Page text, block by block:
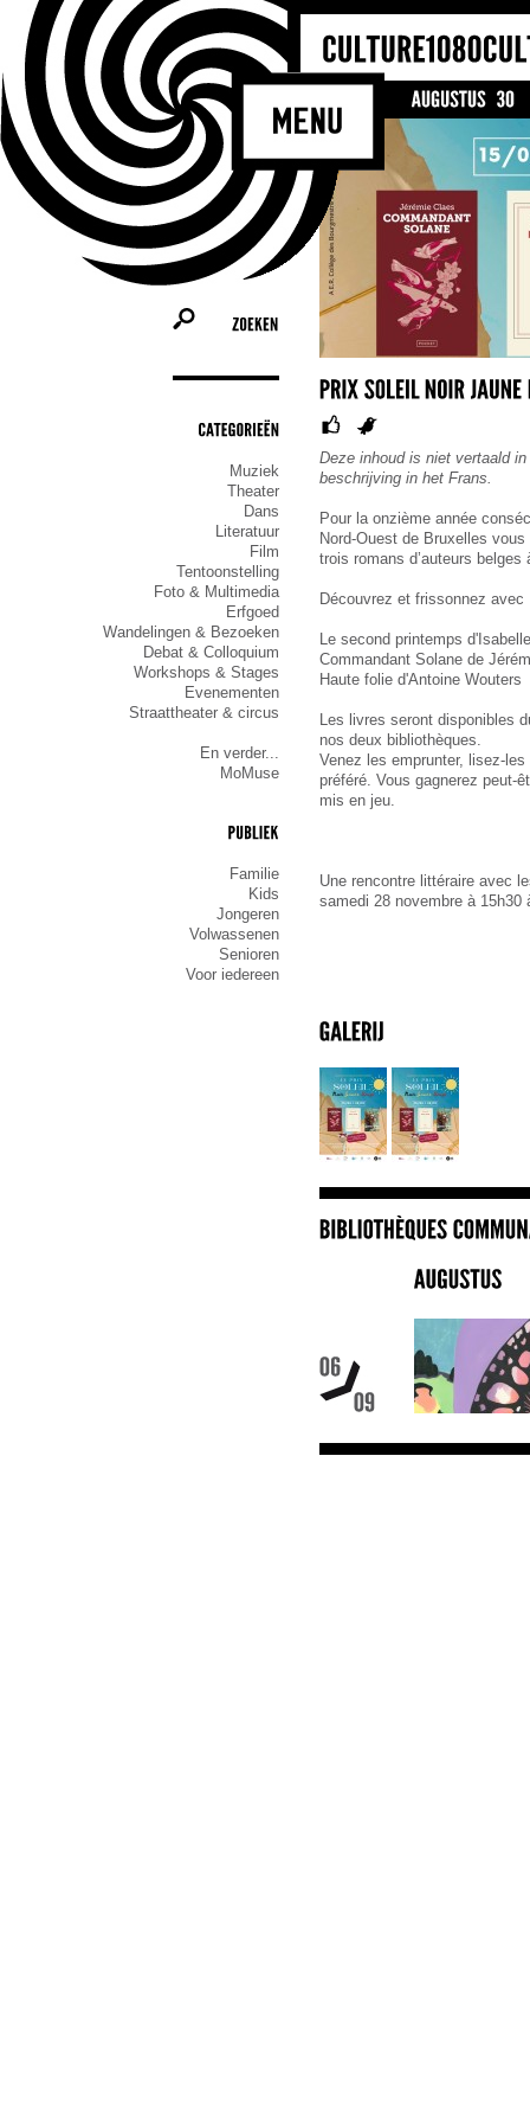
Muziek
Theater
Dans
Literatuur
Film
Tentoonstelling
Foto & Multimedia
Erfgoed
Wandelingen & Bezoeken
Debat & Colloquium
Workshops & Stages
Evenementen
Straattheater & circus
En verder...
MoMuse
Familie
Kids
Jongeren
Volwassenen
Senioren
Voor iedereen
Deze inhoud is niet vertaald
beschrijving in het Frans.
Pour la onzième année
Nord-Ouest de Bruxelles
trois romans d’auteurs
Découvrez et frissonnez
Le second printemps
Commandant Solane de
Haute folie d'Antoine Wouters
Les livres seront disponibles
nos deux bibliothèques.
Venez les emprunter, lisez-
préféré. Vous gagnerez peut-
mis en jeu.
Une rencontre littéraire avec
samedi 28 novembre à 15h30